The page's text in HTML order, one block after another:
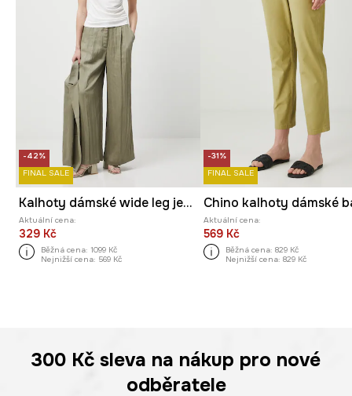
-42%
FINAL SALE
Kalhoty dámské wide leg jednobarevné
Aktuální cena:
329 Kč
Běžná cena: 1099 Kč
Nejnižší cena: 569 Kč
-31%
FINAL SALE
Aktuální cena:
569 Kč
Běžná cena: 829 Kč
Nejnižší cena: 829 Kč
300 Kč sleva na nákup pro nové
odběratele